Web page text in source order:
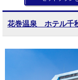
花巻温泉 ホテル千